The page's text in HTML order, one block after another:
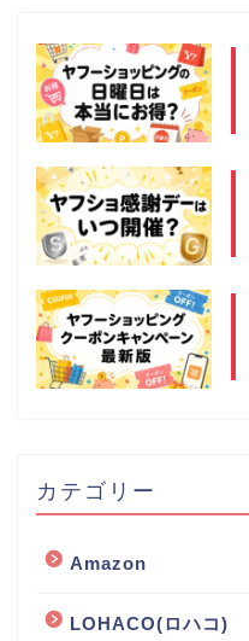
カテゴリー
Amazon
LOHACO(ロハコ)